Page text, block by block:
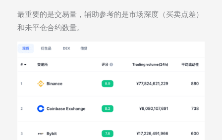
最重要的是交易量，辅助参考的是市场深度（买卖点差）
和未平仓合约数量。